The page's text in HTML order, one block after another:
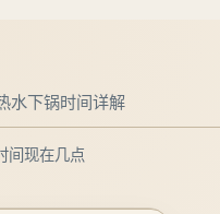
水下锅时间详解
间现在几点